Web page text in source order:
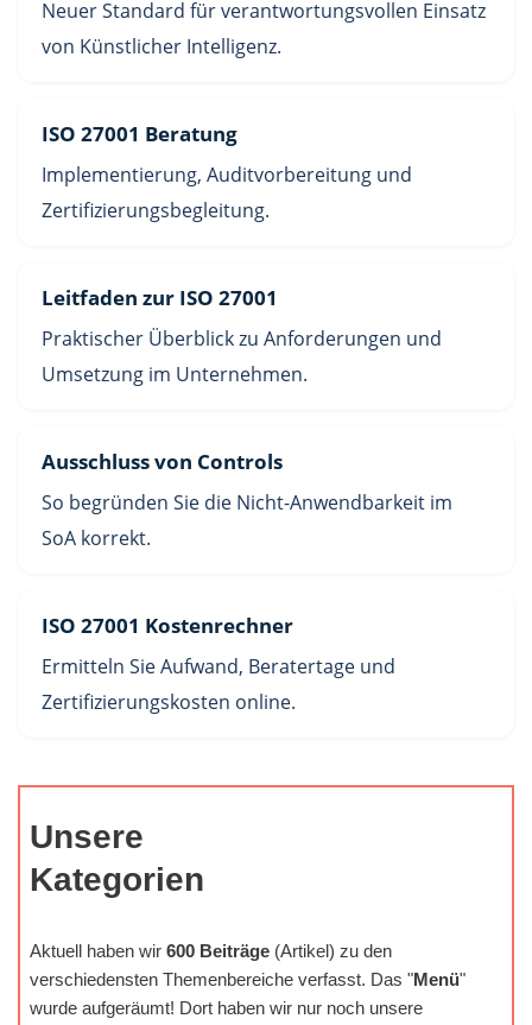
Neuer Standard für verantwortungsvollen Einsatz
von Künstlicher Intelligenz.
ISO 27001 Beratung
Implementierung, Auditvorbereitung und
Zertifizierungsbegleitung.
Leitfaden zur ISO 27001
Praktischer Überblick zu Anforderungen und
Umsetzung im Unternehmen.
Ausschluss von Controls
So begründen Sie die Nicht-Anwendbarkeit im
SoA korrekt.
ISO 27001 Kostenrechner
Ermitteln Sie Aufwand, Beratertage und
Zertifizierungskosten online.
Unsere
Kategorien
Aktuell haben wir 600 Beiträge (Artikel) zu den
verschiedensten Themenbereiche verfasst. Das "Menü"
wurde aufgeräumt! Dort haben wir nur noch unsere